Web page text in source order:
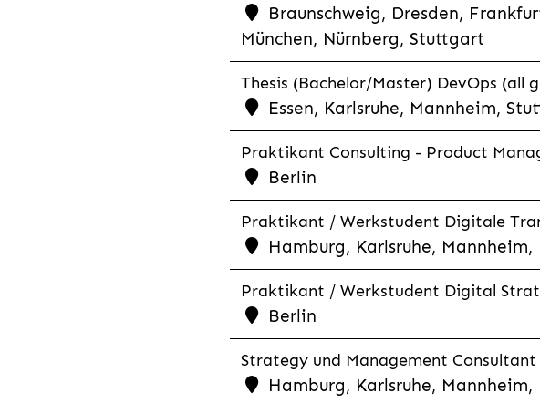
Braunschweig, Dresden,
München, Nürnberg, Stuttgart
Thesis (Bachelor/Master) DevOps (all
Essen, Karlsruhe, Mannheim,
Praktikant Consulting - Product
Berlin
Praktikant / Werkstudent Digitale
Hamburg, Karlsruhe, Mannheim,
Praktikant / Werkstudent Digital
Berlin
Strategy und Management Consultant
Hamburg, Karlsruhe, Mannheim,